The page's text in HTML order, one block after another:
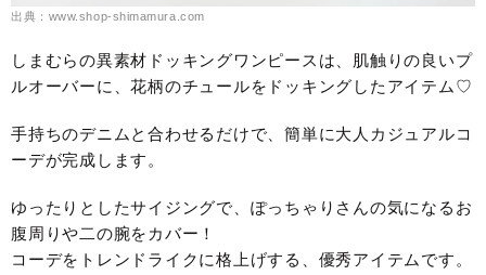
出典：www.shop-shimamura.com
しまむらの異素材ドッキングワンピースは、肌触りの良いプ
ルオーバーに、花柄のチュールをドッキングしたアイテム♡
手持ちのデニムと合わせるだけで、簡単に大人カジュアルコ
ーデが完成します。
ゆったりとしたサイジングで、ぽっちゃりさんの気になるお
腹周りや二の腕をカバー！
コーデをトレンドライクに格上げする、優秀アイテムです。